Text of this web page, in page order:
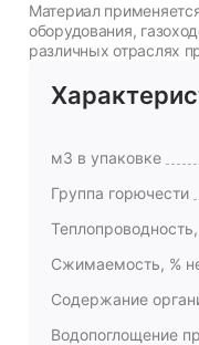
Материал
оборудования,
различных отраслях
м3 в упаковке
Группа горючести
Сжимаемость, %
Содержание
Водопоглощение